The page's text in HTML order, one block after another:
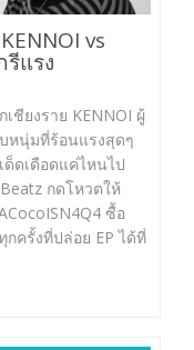
vs
แรง
ชียงราย KENNOI ผู้
หนุ่มที่ร้อนแรงสุดๆ
ด็ดเดือดแค่ไหนไป
กดโหวตให้
ซื้อ
ครั้งที่ปล่อย EP ได้ที่